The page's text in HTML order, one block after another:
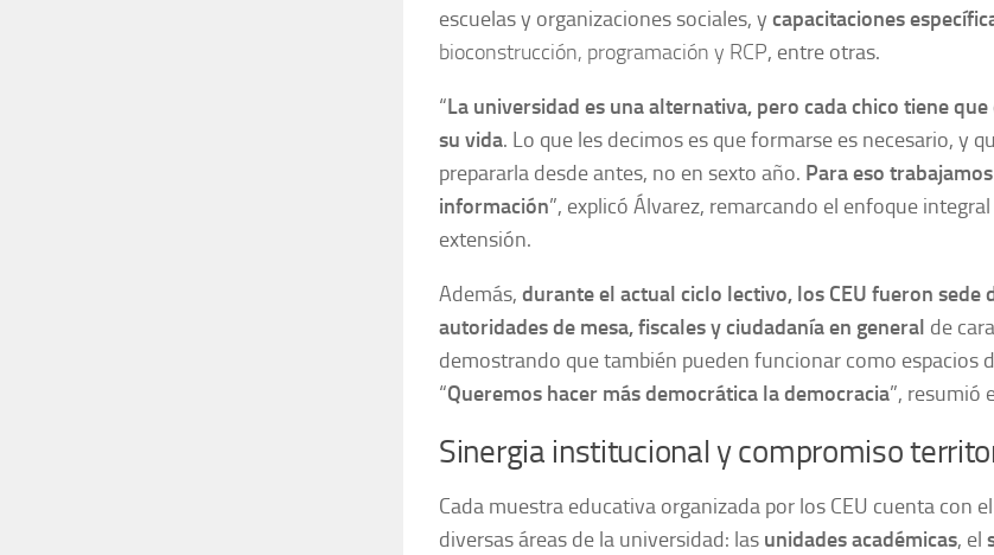
escuelas y organizaciones sociales, y capacitaciones
bioconstrucción, programación y RCP, entre otras.
“La universidad es una alternativa, pero cada chico tiene
su vida. Lo que les decimos es que formarse es necesario, y
prepararla desde antes, no en sexto año. Para eso
información”, explicó Álvarez, remarcando el enfoque
extensión.
Además, durante el actual ciclo lectivo, los CEU fueron sede
autoridades de mesa, fiscales y ciudadanía en general de
demostrando que también pueden funcionar como espacios
“Queremos hacer más democrática la democracia”, resumió
Sinergia institucional y compromiso
Cada muestra educativa organizada por los CEU cuenta con
diversas áreas de la universidad: las unidades académicas, el